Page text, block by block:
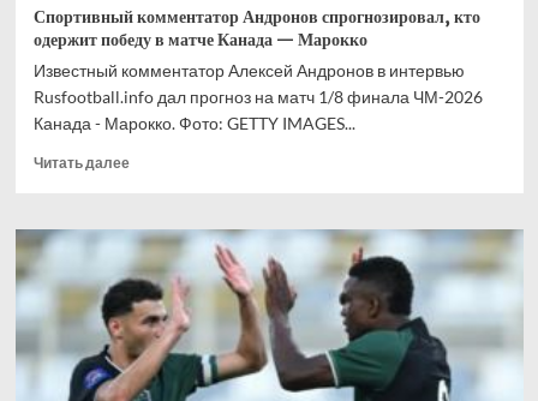
Спортивный комментатор Андронов спрогнозировал, кто
одержит победу в матче Канада — Марокко
Известный комментатор Алексей Андронов в интервью
Rusfootball.info дал прогноз на матч 1/8 финала ЧМ-2026
Канада - Марокко. Фото: GETTY IMAGES...
Читать далееПрочитать
Спортивный
комментатор
Андронов
спрогнозировал,
кто
одержит
победу
в